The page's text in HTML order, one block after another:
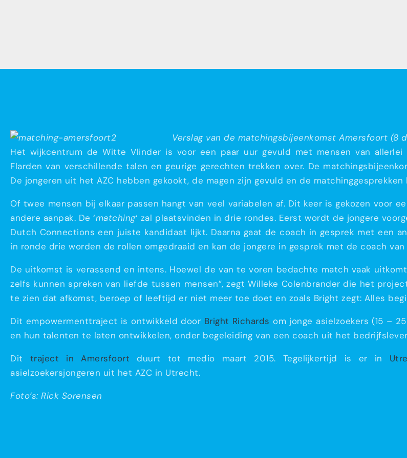
Verslag van de matchingsbijeenkomst Amersfoort (8
Het wijkcentrum de Witte Vlinder is voor een paar uur gevuld met mensen van allerlei
Flarden van verschillende talen en geurige gerechten trekken over. De
De jongeren uit het AZC hebben gekookt, de magen zijn gevuld en de matchinggesprekken
Of twee mensen bij elkaar passen hangt van veel variabelen af. Dit keer is gekozen voor
andere aanpak. De ‘matching‘ zal plaatsvinden in drie rondes. Eerst wordt de jongere
Dutch Connections een juiste kandidaat lijkt. Daarna gaat de coach in gesprek met een
in ronde drie worden de rollen omgedraaid en kan de jongere in gesprek met de coach van
De uitkomst is verassend en intens. Hoewel de van te voren bedachte match vaak
zelfs kunnen spreken van liefde tussen mensen”, zegt Willeke Colenbrander die het
te zien dat afkomst, beroep of leeftijd er niet meer toe doet en zoals Bright zegt: Alles
Dit empowermenttraject is ontwikkeld door Bright Richards om jonge asielzoekers (15 –
en hun talenten te laten ontwikkelen, onder begeleiding van een coach uit het
Dit traject in Amersfoort duurt tot medio maart 2015. Tegelijkertijd is er in
asielzoekersjongeren uit het AZC in Utrecht.
Foto’s: Rick Sorensen